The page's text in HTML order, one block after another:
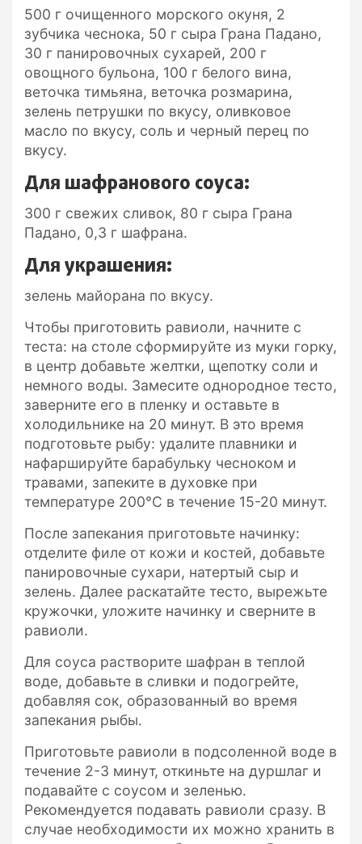
500 г очищенного морского окуня, 2
зубчика чеснока, 50 г сыра Грана Падано,
30 г панировочных сухарей, 200 г
овощного бульона, 100 г белого вина,
веточка тимьяна, веточка розмарина,
зелень петрушки по вкусу, оливковое
масло по вкусу, соль и черный перец по
вкусу.
Для шафранового соуса:
300 г свежих сливок, 80 г сыра Грана
Падано, 0,3 г шафрана.
Для украшения:
зелень майорана по вкусу.
Чтобы приготовить равиоли, начните с
теста: на столе сформируйте из муки горку,
в центр добавьте желтки, щепотку соли и
немного воды. Замесите однородное тесто,
заверните его в пленку и оставьте в
холодильнике на 20 минут. В это время
подготовьте рыбу: удалите плавники и
нафаршируйте барабульку чесноком и
травами, запеките в духовке при
температуре 200°C в течение 15-20 минут.
После запекания приготовьте начинку:
отделите филе от кожи и костей, добавьте
панировочные сухари, натертый сыр и
зелень. Далее раскатайте тесто, вырежьте
кружочки, уложите начинку и сверните в
равиоли.
Для соуса растворите шафран в теплой
воде, добавьте в сливки и подогрейте,
добавляя сок, образованный во время
запекания рыбы.
Приготовьте равиоли в подсоленной воде в
течение 2-3 минут, откиньте на дуршлаг и
подавайте с соусом и зеленью.
Рекомендуется подавать равиоли сразу. В
случае необходимости их можно хранить в